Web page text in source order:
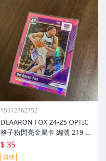
Y5912762752
DEAARON FOX 24-25 OPTIC
格子粉閃亮金屬卡 編號 219 前
後圖
$ 35
競標